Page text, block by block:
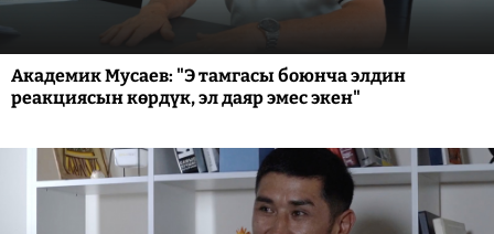
Академик Мусаев: "Э тамгасы боюнча элдин
реакциясын көрдүк, эл даяр эмес экен"